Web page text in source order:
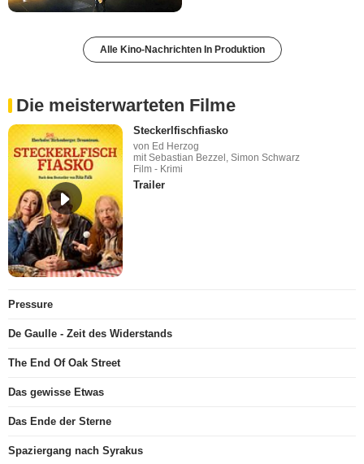
Alle Kino-Nachrichten In Produktion
Die meisterwarteten Filme
Steckerlfischfiasko
von Ed Herzog
mit Sebastian Bezzel, Simon Schwarz
Film - Krimi
Trailer
Pressure
De Gaulle - Zeit des Widerstands
The End Of Oak Street
Das gewisse Etwas
Das Ende der Sterne
Spaziergang nach Syrakus